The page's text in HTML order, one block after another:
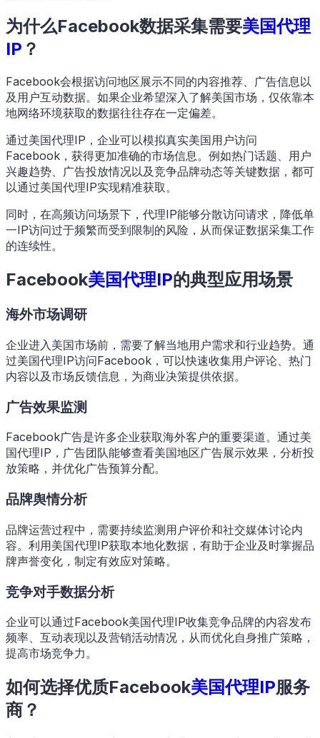
为什么Facebook数据采集需要美国代理
IP ？
Facebook会根据访问地区展示不同的内容推荐、广告信息以
及用户互动数据。如果企业希望深入了解美国市场，仅依靠本
地网络环境获取的数据往往存在一定偏差。
通过美国代理IP，企业可以模拟真实美国用户访问
Facebook，获得更加准确的市场信息。例如热门话题、用户
兴趣趋势、广告投放情况以及竞争品牌动态等关键数据，都可
以通过美国代理IP实现精准获取。
同时，在高频访问场景下，代理IP能够分散访问请求，降低单
一IP访问过于频繁而受到限制的风险，从而保证数据采集工作
的连续性。
Facebook美国代理IP的典型应用场景
海外市场调研
企业进入美国市场前，需要了解当地用户需求和行业趋势。通
过美国代理IP访问Facebook，可以快速收集用户评论、热门
内容以及市场反馈信息，为商业决策提供依据。
广告效果监测
Facebook广告是许多企业获取海外客户的重要渠道。通过美
国代理IP，广告团队能够查看美国地区广告展示效果，分析投
放策略，并优化广告预算分配。
品牌舆情分析
品牌运营过程中，需要持续监测用户评价和社交媒体讨论内
容。利用美国代理IP获取本地化数据，有助于企业及时掌握品
牌声誉变化，制定有效应对策略。
竞争对手数据分析
企业可以通过Facebook美国代理IP收集竞争品牌的内容发布
频率、互动表现以及营销活动情况，从而优化自身推广策略，
提高市场竞争力。
如何选择优质Facebook美国代理IP服务
商？